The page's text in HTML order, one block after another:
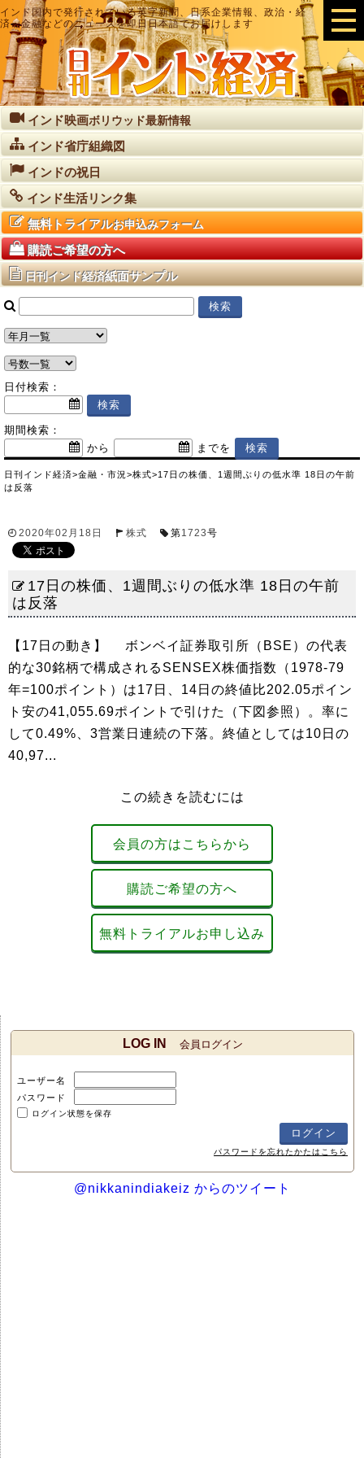
インド国内で発行されている英字新聞、日系企業情報、政治・経
済・金融などのニュースを即日日本語でお届けします
インド映画ボリウッド最新情報
インド省庁組織図
インドの祝日
インド生活リンク集
無料トライアルお申込みフォーム
購読ご希望の方へ
日刊インド経済紙面サンプル
日付検索：
期間検索：
から
までを
日刊インド経済>金融・市況 >株式>17日の株価、1週間ぶりの低水準 18日の午前
は反落
2020年02月18日 株式 第1723号
17日の株価、1週間ぶりの低水準 18日の午前
は反落
【17日の動き】 ボンベイ証券取引所（BSE）の代表
的な30銘柄で構成されるSENSEX株価指数（1978-79
年=100ポイント）は17日、14日の終値比202.05ポイン
ト安の41,055.69ポイントで引けた（下図参照）。率に
して0.49%、3営業日連続の下落。終値としては10日の
40,97...
この続きを読むには
会員の方はこちらから
購読ご希望の方へ
無料トライアルお申し込み
LOG IN 会員ログイン
ユーザー名
パスワード
ログイン状態を保存
パスワードを忘れたかたはこちら
@nikkanindiakeiz からのツイート